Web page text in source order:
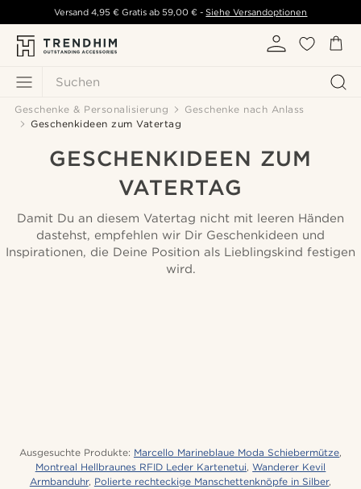
Suchen
Versand 4,95 € Gratis ab 59,00 € - Siehe Versandoptionen
Geschenke & Personalisierung
Geschenke nach Anlass
Geschenkideen zum Vatertag
GESCHENKIDEEN ZUM
VATERTAG
Damit Du an diesem Vatertag nicht mit leeren Händen
dastehst, empfehlen wir Dir Geschenkideen und
Inspirationen, die Deine Position als Lieblingskind festigen
wird.
Ausgesuchte Produkte: Marcello Marineblaue Moda Schiebermütze,
Montreal Hellbraunes RFID Leder Kartenetui,Wanderer Kevil
Armbanduhr, Polierte rechteckige Manschettenknöpfe in Silber,